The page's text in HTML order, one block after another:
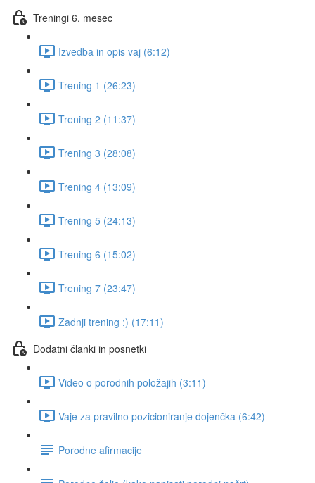
Treningi 6. mesec
Izvedba in opis vaj (6:12)
Trening 1 (26:23)
Trening 2 (11:37)
Trening 3 (28:08)
Trening 4 (13:09)
Trening 5 (24:13)
Trening 6 (15:02)
Trening 7 (23:47)
Zadnji trening ;) (17:11)
Dodatni članki in posnetki
Video o porodnih položajih (3:11)
Vaje za pravilno pozicioniranje dojenčka (6:42)
Porodne afirmacije